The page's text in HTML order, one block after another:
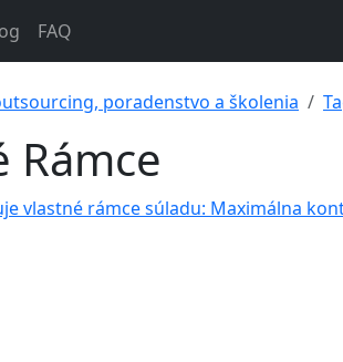
FAQ
poradenstvo a školenia
Rámce
vlastné rámce súladu: Maximálna